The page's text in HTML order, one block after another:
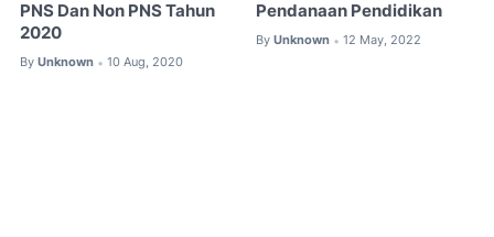
PNS Dan Non PNS Tahun
2020
By Unknown • 10 Aug, 2020
Pendanaan Pendidikan
By Unknown • 12 May, 2022